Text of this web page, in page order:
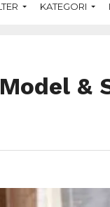
KATEGORI
&